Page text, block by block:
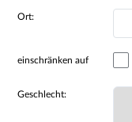
Ort:
einschränken auf
Geschlecht: